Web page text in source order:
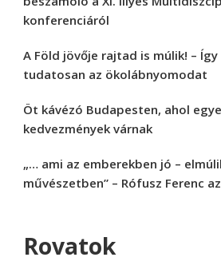
konferenciáról
A Föld jövője rajtad is múlik! –
tudatosan az ökolábnyomodat
Öt kávézó Budapesten, ahol
kedvezmények várnak
„… ami az emberekben jó –
művészetben” – Rófusz Ferenc
Rovatok